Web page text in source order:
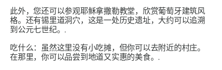
此外，您还可以参观耶稣拿撒勒教堂，欣赏葡萄牙建筑风
格。还有锡里道洞穴，这是一处历史遗址，大约可以追溯
到公元七世纪。.
吃什么：虽然这里没有小吃摊，但你可以去附近的村庄。
在那里，你可以品尝到地道又实惠的美食。.